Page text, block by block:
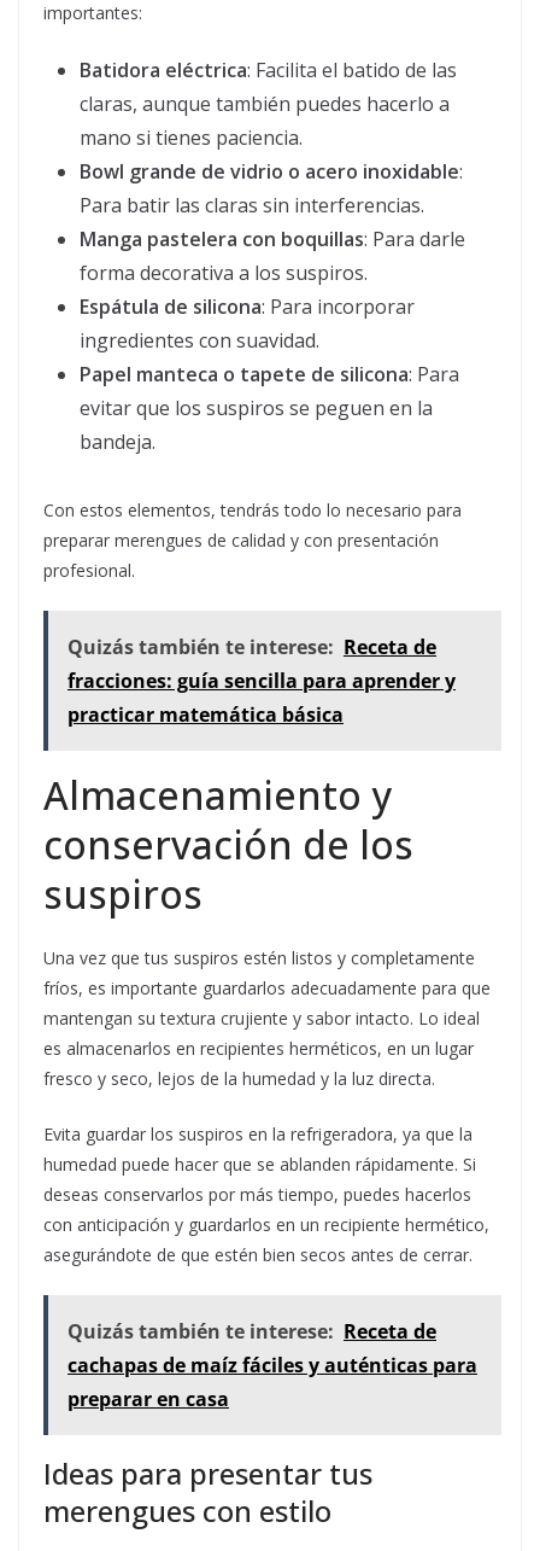
importantes:
Batidora eléctrica: Facilita el batido de las
claras, aunque también puedes hacerlo a
mano si tienes paciencia.
Bowl grande de vidrio o acero inoxidable:
Para batir las claras sin interferencias.
Manga pastelera con boquillas: Para darle
forma decorativa a los suspiros.
Espátula de silicona: Para incorporar
ingredientes con suavidad.
Papel manteca o tapete de silicona: Para
evitar que los suspiros se peguen en la
bandeja.
Con estos elementos, tendrás todo lo necesario para
preparar merengues de calidad y con presentación
profesional.
Quizás también te interese: Receta de
fracciones: guía sencilla para aprender y
practicar matemática básica
Almacenamiento y
conservación de los
suspiros
Una vez que tus suspiros estén listos y completamente
fríos, es importante guardarlos adecuadamente para que
mantengan su textura crujiente y sabor intacto. Lo ideal
es almacenarlos en recipientes herméticos, en un lugar
fresco y seco, lejos de la humedad y la luz directa.
Evita guardar los suspiros en la refrigeradora, ya que la
humedad puede hacer que se ablanden rápidamente. Si
deseas conservarlos por más tiempo, puedes hacerlos
con anticipación y guardarlos en un recipiente hermético,
asegurándote de que estén bien secos antes de cerrar.
Quizás también te interese: Receta de
cachapas de maíz fáciles y auténticas para
preparar en casa
Ideas para presentar tus
merengues con estilo